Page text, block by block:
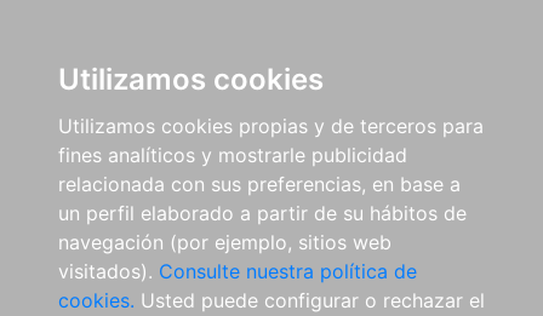
Utilizamos cookies
Utilizamos cookies propias y de terceros para
fines analíticos y mostrarle publicidad
relacionada con sus preferencias, en base a
un perfil elaborado a partir de su hábitos de
navegación (por ejemplo, sitios web
visitados). Consulte nuestra política de
cookies. Usted puede configurar o rechazar el